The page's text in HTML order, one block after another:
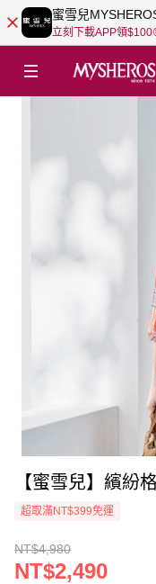
蜜雪兒
立刻下載APP領
【蜜雪兒】繽紛
超取滿NT$399免運
NT$4,980
NT$2,490